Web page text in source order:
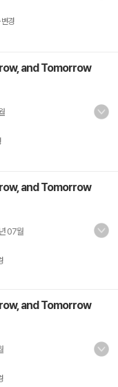
변경
and Tomorrow
and Tomorrow
07월
and Tomorrow